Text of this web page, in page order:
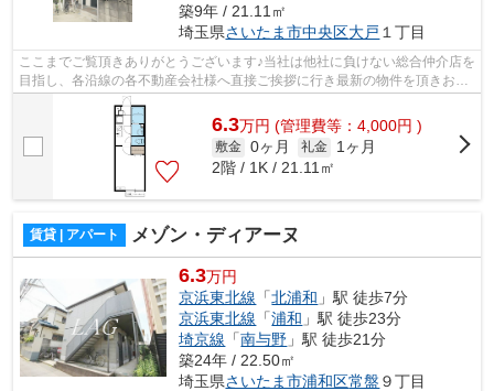
築9年 / 21.11㎡
埼玉県さいたま市中央区大戸 １丁目
ここまでご覧頂きありがとうございます♪当社は他社に負けない総合仲介店を
目指し、各沿線の各不動産会社様へ直接ご挨拶に行き最新の物件を頂きお客
様へ提供しております！最新の情報は...
6.3万円 (管理費等：4,000円 )
敷金 0ヶ月 礼金
1ヶ月
2階 / 1K / 21.11㎡
賃貸 | アパート メゾン・ディアーヌ
6.3万円
京浜東北線 「北浦和 」駅 徒歩7分
京浜東北線 「浦和 」駅 徒歩23分
埼京線 「南与野 」駅 徒歩21分
築24年 / 22.50㎡
埼玉県さいたま市浦和区常盤 ９丁目